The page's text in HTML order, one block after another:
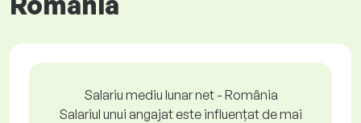
Salariu mediu lunar net - România
Salariul unui angajat este influențat de mai